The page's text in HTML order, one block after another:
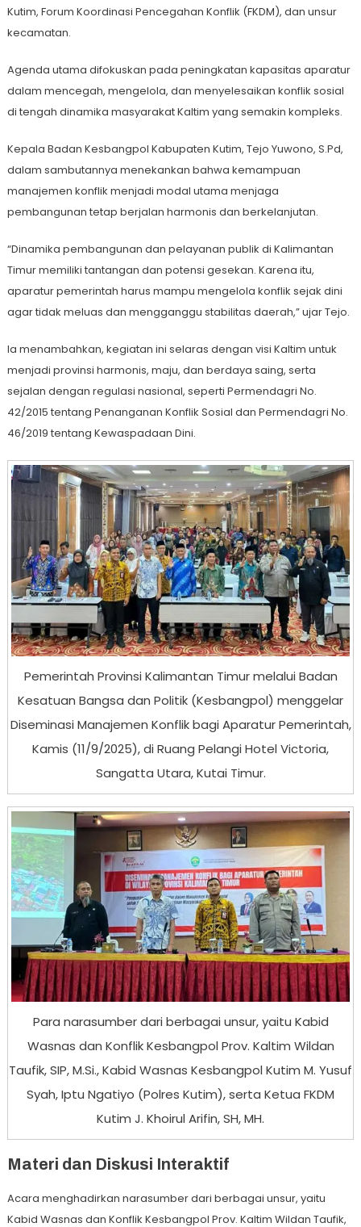
Kutim, Forum Koordinasi Pencegahan Konflik (FKDM), dan unsur
kecamatan.
Agenda utama difokuskan pada peningkatan kapasitas aparatur
dalam mencegah, mengelola, dan menyelesaikan konflik sosial
di tengah dinamika masyarakat Kaltim yang semakin kompleks.
Kepala Badan Kesbangpol Kabupaten Kutim, Tejo Yuwono, S.Pd,
dalam sambutannya menekankan bahwa kemampuan
manajemen konflik menjadi modal utama menjaga
pembangunan tetap berjalan harmonis dan berkelanjutan.
“Dinamika pembangunan dan pelayanan publik di Kalimantan
Timur memiliki tantangan dan potensi gesekan. Karena itu,
aparatur pemerintah harus mampu mengelola konflik sejak dini
agar tidak meluas dan mengganggu stabilitas daerah,” ujar Tejo.
Ia menambahkan, kegiatan ini selaras dengan visi Kaltim untuk
menjadi provinsi harmonis, maju, dan berdaya saing, serta
sejalan dengan regulasi nasional, seperti Permendagri No.
42/2015 tentang Penanganan Konflik Sosial dan Permendagri No.
46/2019 tentang Kewaspadaan Dini.
Pemerintah Provinsi Kalimantan Timur melalui Badan
Kesatuan Bangsa dan Politik (Kesbangpol) menggelar
Diseminasi Manajemen Konflik bagi Aparatur Pemerintah,
Kamis (11/9/2025), di Ruang Pelangi Hotel Victoria,
Sangatta Utara, Kutai Timur.
Para narasumber dari berbagai unsur, yaitu Kabid
Wasnas dan Konflik Kesbangpol Prov. Kaltim Wildan
Taufik, SIP, M.Si., Kabid Wasnas Kesbangpol Kutim M. Yusuf
Syah, Iptu Ngatiyo (Polres Kutim), serta Ketua FKDM
Kutim J. Khoirul Arifin, SH, MH.
Materi dan Diskusi Interaktif
Acara menghadirkan narasumber dari berbagai unsur, yaitu
Kabid Wasnas dan Konflik Kesbangpol Prov. Kaltim Wildan Taufik,